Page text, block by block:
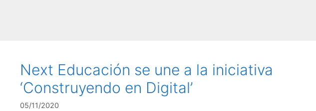
Next Educación se une a la iniciativa
‘Construyendo en Digital’
05/11/2020